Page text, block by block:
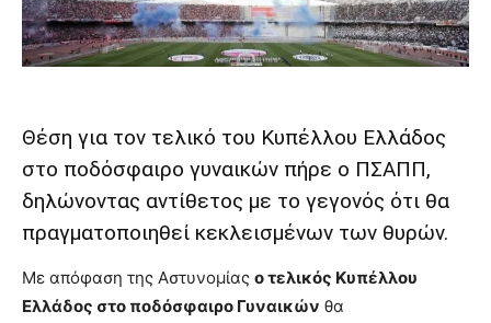
Θέση για τον τελικό του Κυπέλλου Ελλάδος
στο ποδόσφαιρο γυναικών πήρε ο ΠΣΑΠΠ,
δηλώνοντας αντίθετος με το γεγονός ότι θα
πραγματοποιηθεί κεκλεισμένων των θυρών.
Με απόφαση της Αστυνομίας ο τελικός Κυπέλλου
Ελλάδος στο ποδόσφαιρο Γυναικών θα